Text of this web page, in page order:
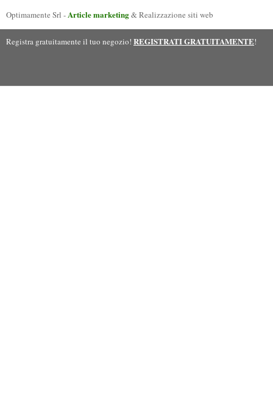
Optimamente Srl -Article marketing& Realizzazione siti web
Registra gratuitamente il tuo negozio! REGISTRATI GRATUITAMENTE!